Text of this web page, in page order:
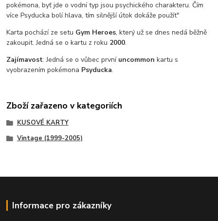
pokémona, byť jde o vodní typ jsou psychického charakteru. Čím
více Psyducka bolí hlava, tím silnější útok dokáže použít"
Karta pochází ze setu Gym Heroes, který už se dnes nedá běžně
zakoupit. Jedná se o kartu z roku 2000.
Zajímavost: Jedná se o vůbec první uncommon kartu s
vyobrazením pokémona Psyducka.
Zboží zařazeno v kategoriích
KUSOVÉ KARTY
Vintage (1999-2005)
Informace pro zákazníky